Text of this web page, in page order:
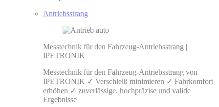
Antriebsstrang
Messtechnik für den Fahrzeug-Antriebsstrang |
IPETRONIK
Messtechnik für den Fahrzeug-Antriebsstrang von
IPETRONIK ✓ Verschleiß minimieren ✓ Fahrkomfort
erhöhen ✓ zuverlässige, hochpräzise und valide
Ergebnisse